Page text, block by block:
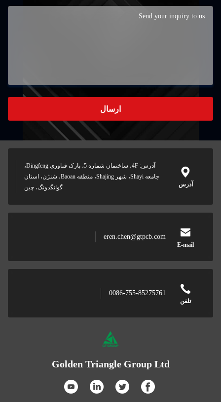
ارسال
آدرس
آدرس: 4F، ساختمان شماره 5، پارک فناوری Dingfeng،
جامعه Shayi، شهر Shajing، منطقه Baoan، شنژن، استان
گوانگدونگ، چین
E-mail
eren.chen@gtpcb.com
تلفن
0086-755-85275761
Golden Triangle Group Ltd